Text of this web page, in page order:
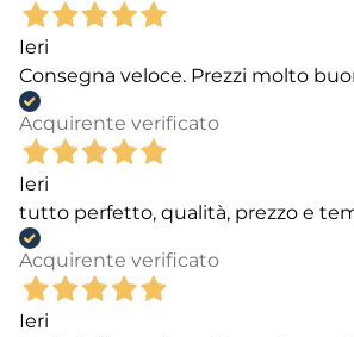
Ieri
Consegna veloce. Prezzi molto
Acquirente verificato
Ieri
tutto perfetto, qualità, prezzo e
Acquirente verificato
Ieri